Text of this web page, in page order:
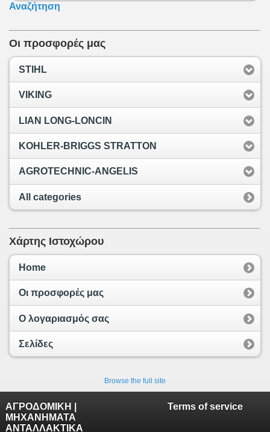
Αναζήτηση
Οι προσφορές μας
STIHL
VIKING
LIAN LONG-LONCIN
KOHLER-BRIGGS STRATTON
AGROTECHNIC-ANGELIS
All categories
Χάρτης Ιστοχώρου
Home
Οι προσφορές μας
Ο λογαριασμός σας
Σελίδες
Browse the full site
ΑΓΡΟΔΟΜΙΚΗ |
ΜΗΧΑΝΗΜΑΤΑ
ΑΝΤΑΛΛΑΚΤΙΚΑ
Terms of service